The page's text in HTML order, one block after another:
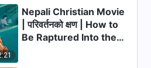
Christian Testimony
| सुसमाचार प्रचारको
अनुभव
We Enter the Kingdom
of God?
Nepali Christian Movie
| परिवर्तनको क्षण | How to
Be Raptured Into the